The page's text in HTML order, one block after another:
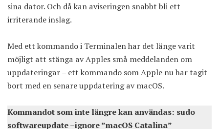
sina dator. Och då kan aviseringen snabbt bli ett
irriterande inslag.
Med ett kommando i Terminalen har det länge varit
möjligt att stänga av Apples små meddelanden om
uppdateringar – ett kommando som Apple nu har tagit
bort med en senare uppdatering av macOS.
Kommandot som inte längre kan användas: sudo
softwareupdate –ignore ”macOS Catalina”